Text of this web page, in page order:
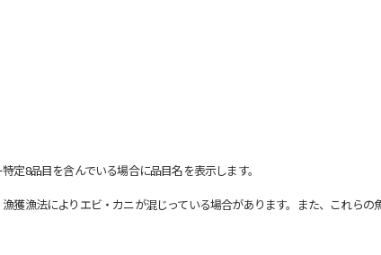
8品目を含んでいる場合に品目名を表示します。
漁法によりエビ・カニが混じっている場合があります。また、これらの